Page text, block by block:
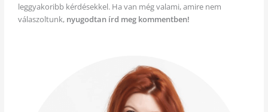
leggyakoribb kérdésekkel. Ha van még valami, amire nem
válaszoltunk, nyugodtan írd meg kommentben!